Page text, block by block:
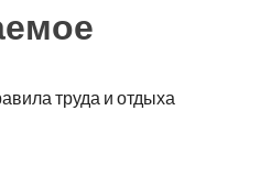
труда и отдыха